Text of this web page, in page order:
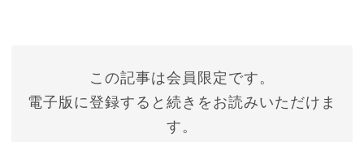
この記事は会員限定です。
電子版に登録すると続きをお読みいただけま
す。